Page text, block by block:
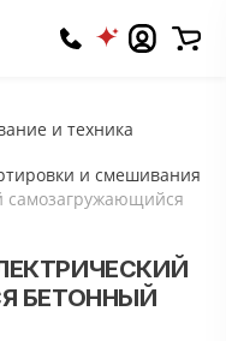
и техника
и смешивания
самозагружающийся
БЕТОННЫЙ